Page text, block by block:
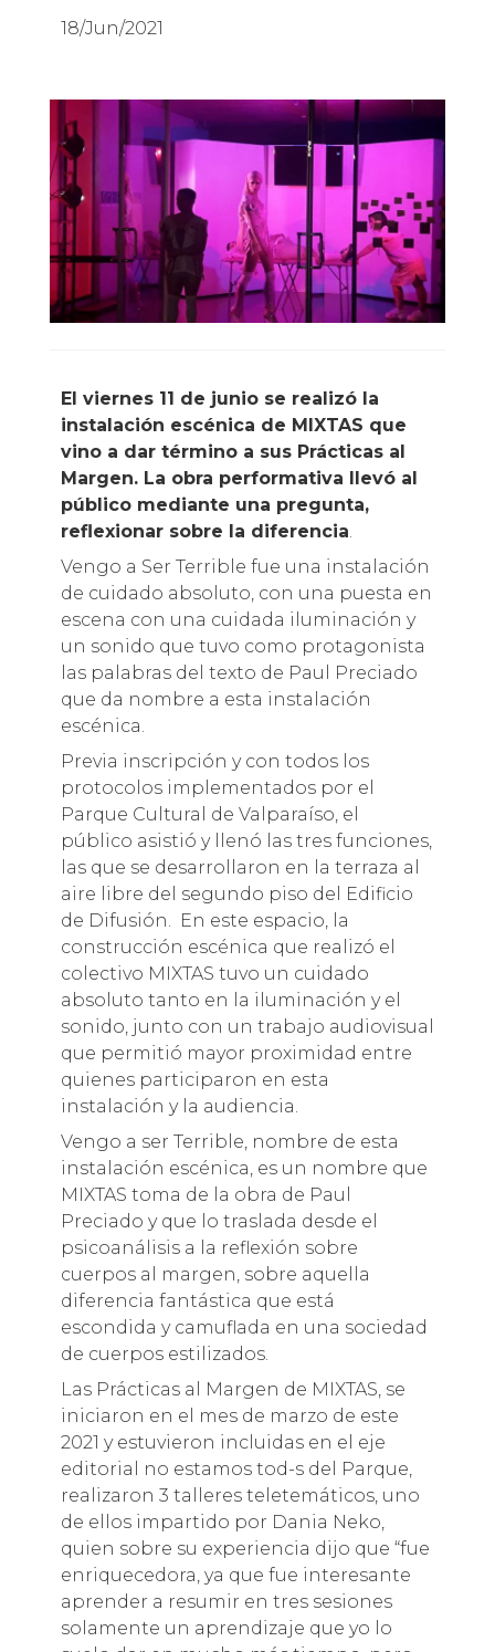
18/Jun/2021
El viernes 11 de junio se realizó la
instalación escénica de MIXTAS que
vino a dar término a sus Prácticas al
Margen. La obra performativa llevó al
público mediante una pregunta,
reflexionar sobre la diferencia
Vengo a Ser Terrible fue una instalación
de cuidado absoluto, con una puesta en
escena con una cuidada iluminación y
un sonido que tuvo como protagonista
las palabras del texto de Paul Preciado
que da nombre a esta instalación
escénica.
Previa inscripción y con todos los
protocolos implementados por el
Parque Cultural de Valparaíso, el
público asistió y llenó las tres funciones,
las que se desarrollaron en la terraza al
aire libre del segundo piso del Edificio
de Difusión. En este espacio, la
construcción escénica que realizó el
colectivo MIXTAS tuvo un cuidado
absoluto tanto en la iluminación y el
sonido, junto con un trabajo audiovisual
que permitió mayor proximidad entre
quienes participaron en esta
instalación y la audiencia.
Vengo a ser Terrible, nombre de esta
instalación escénica, es un nombre que
MIXTAS toma de la obra de Paul
Preciado y que lo traslada desde el
psicoanálisis a la reflexión sobre
cuerpos al margen, sobre aquella
diferencia fantástica que está
escondida y camuflada en una sociedad
de cuerpos estilizados.
Las Prácticas al Margen de MIXTAS, se
iniciaron en el mes de marzo de este
2021 y estuvieron incluidas en el eje
editorial no estamos tod-s del Parque,
realizaron 3 talleres teletemáticos, uno
de ellos impartido por Dania Neko,
quien sobre su experiencia dijo que “fue
enriquecedora, ya que fue interesante
aprender a resumir en tres sesiones
solamente un aprendizaje que yo lo